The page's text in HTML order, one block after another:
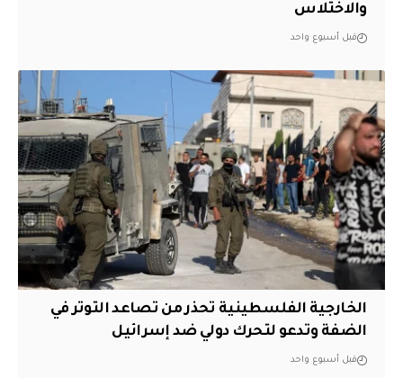
والاختلاس
قبل أسبوع واحد
الخارجية الفلسطينية تحذر من تصاعد التوتر في
الضفة وتدعو لتحرك دولي ضد إسرائيل
قبل أسبوع واحد